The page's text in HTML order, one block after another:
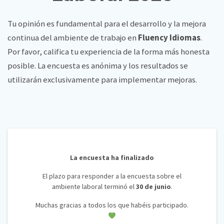
Tu opinión es fundamental para el desarrollo y la mejora
continua del ambiente de trabajo en Fluency Idiomas.
Por favor, califica tu experiencia de la forma más honesta
posible. La encuesta es anónima y los resultados se
utilizarán exclusivamente para implementar mejoras.
La encuesta ha finalizado
El plazo para responder a la encuesta sobre el
ambiente laboral terminó el30 de junio.
Muchas gracias a todos los que habéis participado.